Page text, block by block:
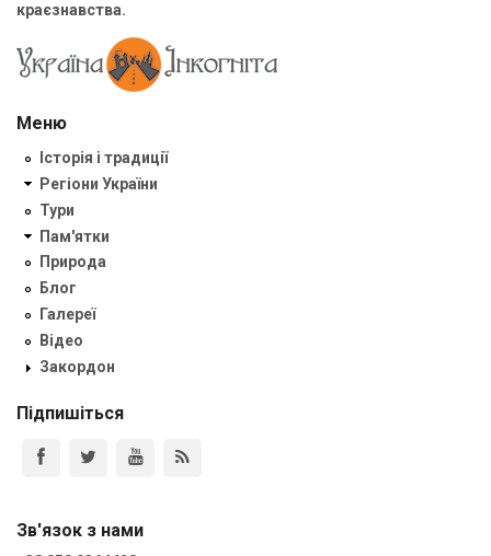
краєзнавства.
Меню
Історія і традиції
Регіони України
Тури
Пам'ятки
Природа
Блог
Галереї
Відео
Закордон
Підпишіться
Зв'язок з нами